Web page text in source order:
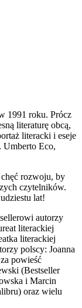
1991 roku. Prócz
literaturę obcą,
literacki i eseje
Umberto Eco,
chęć rozwoju, by
czytelników.
lat!
autorzy
literackiej
literackiej
polscy: Joanna
powieść
(Bestseller
i Marcin
oraz wielu